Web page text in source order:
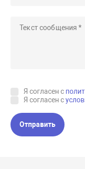
Я согласен с
Я согласен с
Отправить